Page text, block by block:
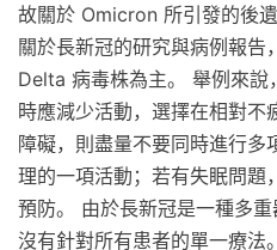
故關於 Omicron 所引發的後
關於長新冠的研究與病例報告
Delta 病毒株為主。 舉例來說
時應減少活動，選擇在相對不
障礙，則盡量不要同時進行多
理的一項活動；若有失眠問題
預防。 由於長新冠是一種多
沒有針對所有患者的單一療法